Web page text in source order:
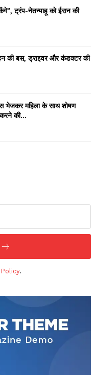
ट्रंप-नेतन्याहू को ईरान की
की बस, ड्राइवर और कंडक्टर की
भेजकर महिला के साथ शोषण
करने की...
.